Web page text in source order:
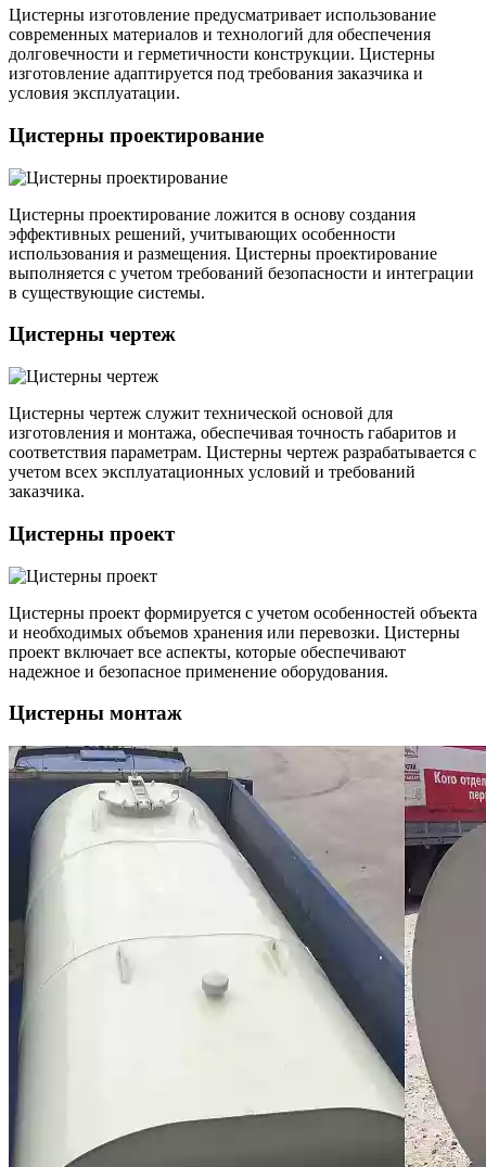
Цистерны изготовление предусматривает использование
современных материалов и технологий для обеспечения
долговечности и герметичности конструкции. Цистерны
изготовление адаптируется под требования заказчика и
условия эксплуатации.
Цистерны проектирование
Цистерны проектирование ложится в основу создания
эффективных решений, учитывающих особенности
использования и размещения. Цистерны проектирование
выполняется с учетом требований безопасности и интеграции
в существующие системы.
Цистерны чертеж
Цистерны чертеж служит технической основой для
изготовления и монтажа, обеспечивая точность габаритов и
соответствия параметрам. Цистерны чертеж разрабатывается с
учетом всех эксплуатационных условий и требований
заказчика.
Цистерны проект
Цистерны проект формируется с учетом особенностей объекта
и необходимых объемов хранения или перевозки. Цистерны
проект включает все аспекты, которые обеспечивают
надежное и безопасное применение оборудования.
Цистерны монтаж